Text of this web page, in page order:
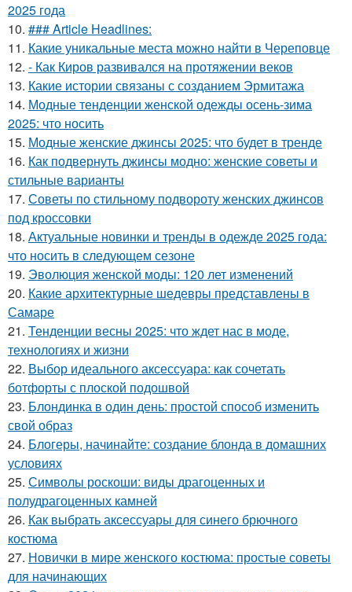
2025 года
10. ### Article Headlines:
11. Какие уникальные места можно найти в Череповце
12. - Как Киров развивался на протяжении веков
13. Какие истории связаны с созданием Эрмитажа
14. Модные тенденции женской одежды осень-зима
2025: что носить
15. Модные женские джинсы 2025: что будет в тренде
16. Как подвернуть джинсы модно: женские советы и
стильные варианты
17. Советы по стильному подвороту женских джинсов
под кроссовки
18. Актуальные новинки и тренды в одежде 2025 года:
что носить в следующем сезоне
19. Эволюция женской моды: 120 лет изменений
20. Какие архитектурные шедевры представлены в
Самаре
21. Тенденции весны 2025: что ждет нас в моде,
технологиях и жизни
22. Выбор идеального аксессуара: как сочетать
ботфорты с плоской подошвой
23. Блондинка в один день: простой способ изменить
свой образ
24. Блогеры, начинайте: создание блонда в домашних
условиях
25. Символы роскоши: виды драгоценных и
полудрагоценных камней
26. Как выбрать аксессуары для синего брючного
костюма
27. Новички в мире женского костюма: простые советы
для начинающих